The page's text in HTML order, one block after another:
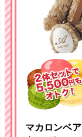
マカロンベア